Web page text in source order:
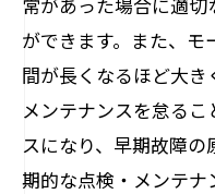
ができます。また、
間が長くなるほど大
メンテナンスを怠る
スになり、早期故障
期的な点検・メンテナ